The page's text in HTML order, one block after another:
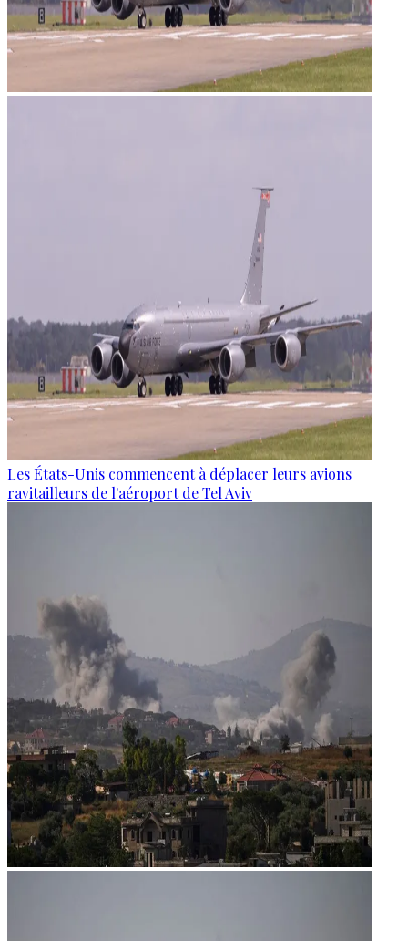
Les États-Unis commencent à déplacer leurs avions
ravitailleurs de l'aéroport de Tel Aviv